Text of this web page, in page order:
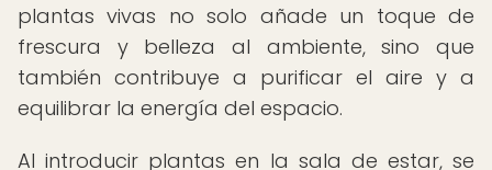
plantas vivas no solo añade un toque de
frescura y belleza al ambiente, sino que
también contribuye a purificar el aire y a
equilibrar la energía del espacio.
Al introducir plantas en la sala de estar, se